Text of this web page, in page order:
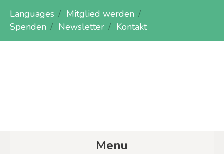
Languages
Mitglied werden
Spenden
Newsletter Kontakt
Menu